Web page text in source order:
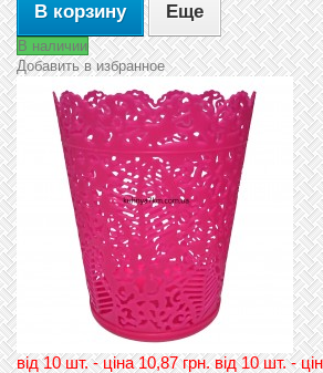
В корзину Еще
В наличии
Добавить в избранное
вiд 10 шт. - цiна 10,87 грн. вiд 10 шт. -